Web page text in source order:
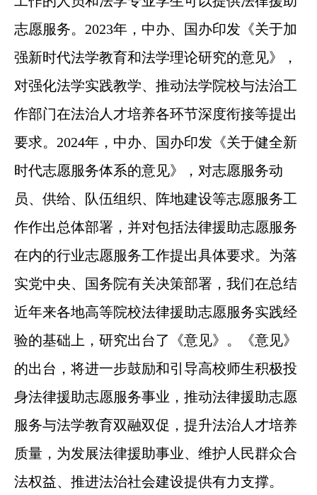
志愿服务。2023年，中办、国办印发《关于加
强新时代法学教育和法学理论研究的意见》，
对强化法学实践教学、推动法学院校与法治工
作部门在法治人才培养各环节深度衔接等提出
要求。2024年，中办、国办印发《关于健全新
时代志愿服务体系的意见》，对志愿服务动
员、供给、队伍组织、阵地建设等志愿服务工
作作出总体部署，并对包括法律援助志愿服务
在内的行业志愿服务工作提出具体要求。为落
实党中央、国务院有关决策部署，我们在总结
近年来各地高等院校法律援助志愿服务实践经
验的基础上，研究出台了《意见》。《意见》
的出台，将进一步鼓励和引导高校师生积极投
身法律援助志愿服务事业，推动法律援助志愿
服务与法学教育双融双促，提升法治人才培养
质量，为发展法律援助事业、维护人民群众合
法权益、推进法治社会建设提供有力支撑。